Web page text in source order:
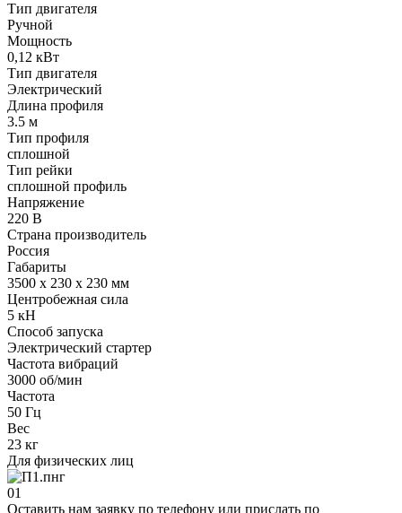
Тип двигателя
Ручной
Мощность
0,12 кВт
Тип двигателя
Электрический
Длина профиля
3.5 м
Тип профиля
сплошной
Тип рейки
сплошной профиль
Напряжение
220 В
Страна производитель
Россия
Габариты
3500 х 230 х 230 мм
Центробежная сила
5 кН
Способ запуска
Электрический стартер
Частота вибраций
3000 об/мин
Частота
50 Гц
Вес
23 кг
Для физических лиц
01
Оставить нам заявку по телефону или прислать по